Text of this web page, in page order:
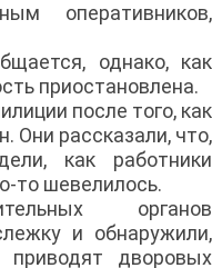
оперативников,
однако, как
приостановлена.
после того, как
Они рассказали, что,
как работники
то шевелилось.
органов
и обнаружили,
приводят дворовых